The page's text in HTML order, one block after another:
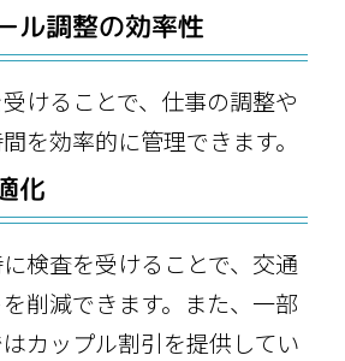
ル調整の効率性
けることで、仕事の調整や
を効率的に管理できます。
化
検査を受けることで、交通
削減できます。また、一部
カップル割引を提供してい